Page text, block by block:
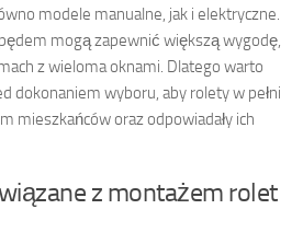
modele manualne, jak i elektryczne.
mogą zapewnić większą wygodę,
z wieloma oknami. Dlatego warto
dokonaniem wyboru, aby rolety w pełni
mieszkańców oraz odpowiadały ich
z montażem rolet